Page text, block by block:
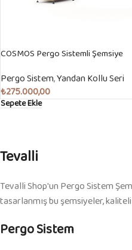
COSMOS Pergo Sistemli Şemsiye
Pergo Sistem,Yandan Kollu Seri
₺275.000,00
Sepete Ekle
Tevalli
Tevalli Shop'un Pergo Sistem
tasarlanmış bu şemsiyeler,
Pergo Sistem